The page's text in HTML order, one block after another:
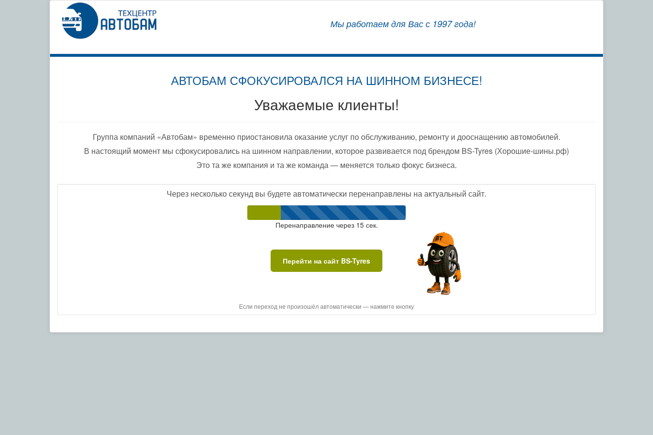
Мы работаем для Вас с 1997 года!
АВТОБАМ СФОКУСИРОВАЛСЯ НА ШИННОМ БИЗНЕСЕ!
Уважаемые клиенты!
Группа компаний «Автобам» временно приостановила оказание услуг по обслуживанию, ремонту и дооснащению автомобилей.
В настоящий момент мы сфокусировались на шинном направлении, которое развивается под брендом BS-Tyres (Хорошие-шины.рф)
Это та же компания и та же команда — меняется только фокус бизнеса.
Через несколько секунд вы будете автоматически перенаправлены на актуальный сайт.
Перенаправление через 15сек.
Перейти на сайт BS-Tyres
Если переход не произошёл автоматически — нажмите кнопку